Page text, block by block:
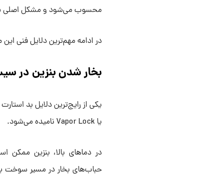
محسوب می‌شود و مشکل اصلی به
در ادامه مهم‌ترین دلایل فنی
بخار شدن بنزین در
یکی از رایج‌ترین دلایل بد
یا Vapor Lock نامیده می‌شود.
در دماهای بالا، بنزین
حباب‌های بخار در مسیر سوخت